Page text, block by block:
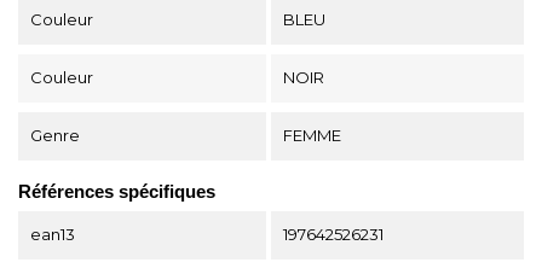
Couleur BLEU
Couleur NOIR
Genre FEMME
Références spécifiques
ean13 197642526231